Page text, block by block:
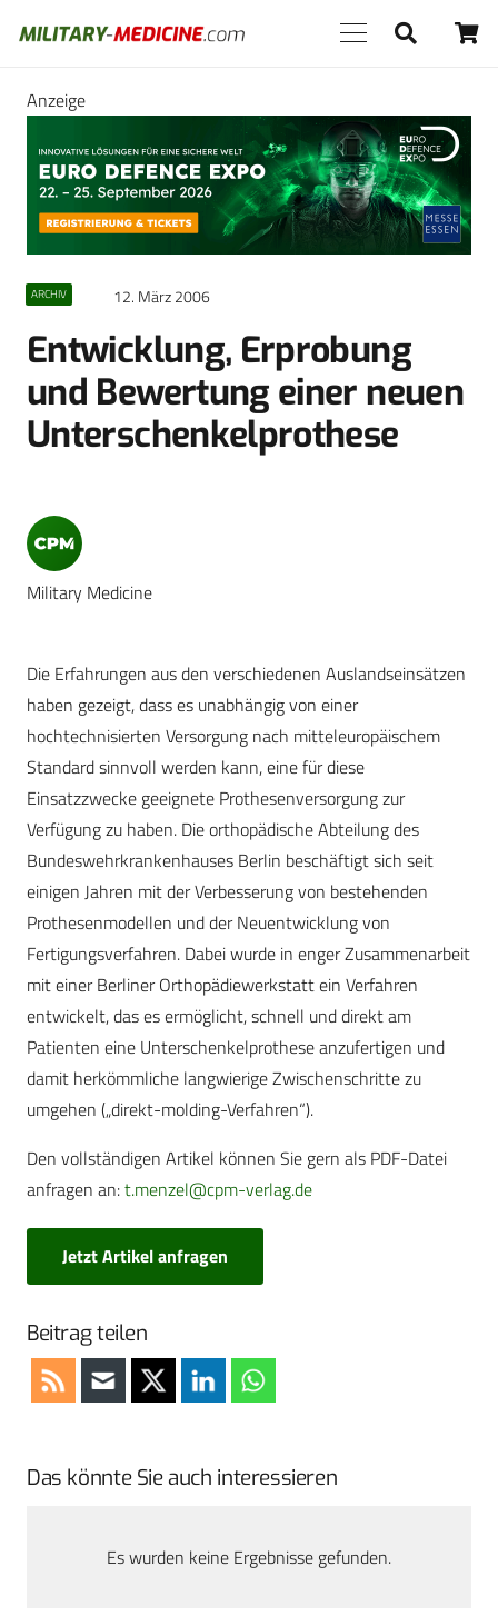
Anzeige
ARCHIV 12. März 2006
Entwicklung, Erprobung
und Bewertung einer neuen
Unterschenkelprothese
Military Medicine
Die Erfahrungen aus den verschiedenen Auslandseinsätzen
haben gezeigt, dass es unabhängig von einer
hochtechnisierten Versorgung nach mitteleuropäischem
Standard sinnvoll werden kann, eine für diese
Einsatzzwecke geeignete Prothesenversorgung zur
Verfügung zu haben. Die orthopädische Abteilung des
Bundeswehrkrankenhauses Berlin beschäftigt sich seit
einigen Jahren mit der Verbesserung von bestehenden
Prothesenmodellen und der Neuentwicklung von
Fertigungsverfahren. Dabei wurde in enger Zusammenarbeit
mit einer Berliner Orthopädiewerkstatt ein Verfahren
entwickelt, das es ermöglicht, schnell und direkt am
Patienten eine Unterschenkelprothese anzufertigen und
damit herkömmliche langwierige Zwischenschritte zu
umgehen („direkt-molding-Verfahren“).
Den vollständigen Artikel können Sie gern als PDF-Datei
anfragen an:t.menzel@cpm-verlag.de
Jetzt Artikel anfragen
Beitrag teilen
Das könnte Sie auch interessieren
Es wurden keine Ergebnisse gefunden.